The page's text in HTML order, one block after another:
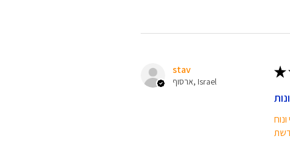
stav
ארסוף, Israel
★